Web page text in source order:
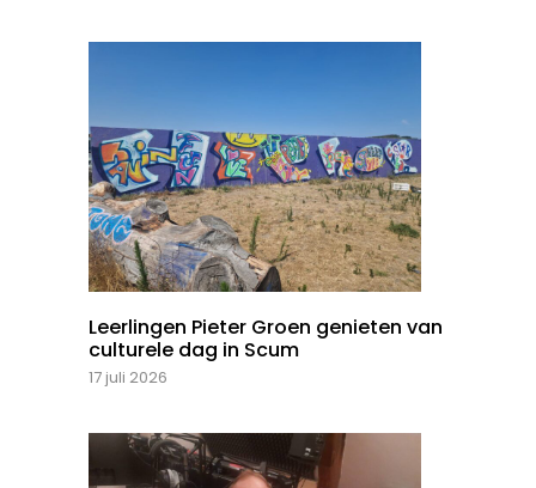
Leerlingen Pieter Groen genieten van
culturele dag in Scum
17 juli 2026